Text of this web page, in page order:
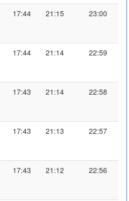
17:44 21:15 23:00
17:44 21:14 22:59
17:43 21:14 22:58
17:43 21:13 22:57
17:43 21:12 22:56